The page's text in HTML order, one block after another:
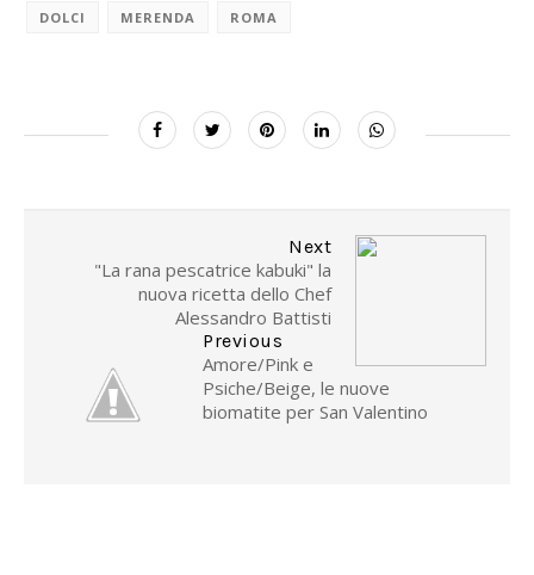
DOLCI MERENDA ROMA
Next
"La rana pescatrice kabuki" la
nuova ricetta dello Chef
Alessandro Battisti
Previous
Amore/Pink e
Psiche/Beige, le nuove
biomatite per San Valentino